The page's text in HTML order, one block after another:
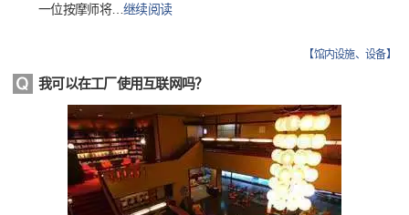
一位按摩师将…继续阅读
【馆内设施、设备】
我可以在工厂使用互联网吗？